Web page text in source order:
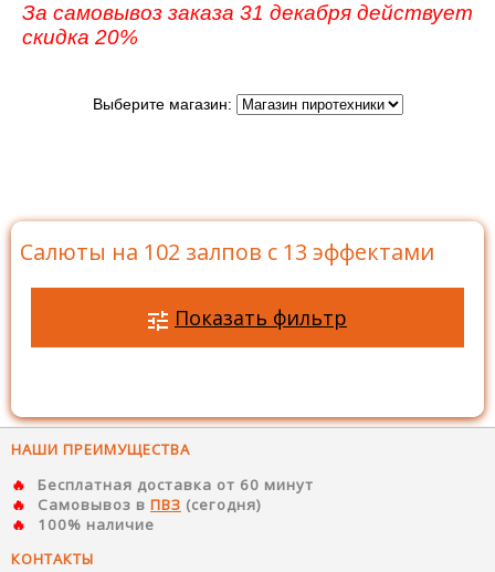
За самовывоз заказа 31 декабря действует
скидка 20%
Выберите магазин:
Салюты на 102 залпов с 13 эффектами
Показать фильтр
НАШИ ПРЕИМУЩЕСТВА
Бесплатная доставка от 60 минут
Самовывоз в ПВЗ (сегодня)
100% наличие
КОНТАКТЫ